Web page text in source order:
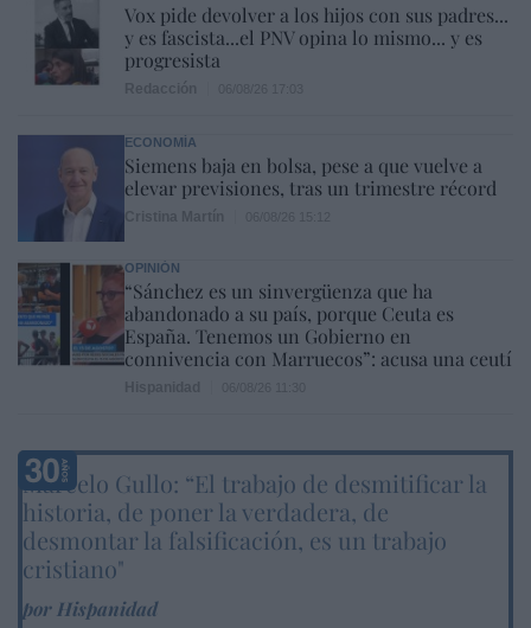
Vox pide devolver a los hijos con sus padres...
y es fascista...el PNV opina lo mismo... y es
progresista
ECONOMÍA
Siemens baja en bolsa, pese a que vuelve a
elevar previsiones, tras un trimestre récord
OPINIÓN
“Sánchez es un sinvergüenza que ha
abandonado a su país, porque Ceuta es
España. Tenemos un Gobierno en
connivencia con Marruecos”: acusa una ceutí
Marcelo Gullo: “El trabajo de desmitificar la
historia, de poner la verdadera, de
desmontar la falsificación, es un trabajo
cristiano"
por Hispanidad